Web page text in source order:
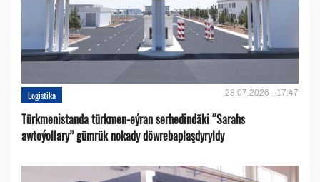
Logistika 28.07.2026 - 17:47
Türkmenistanda türkmen-eýran serhedindäki “Sarahs
awtoýollary” gümrük nokady döwrebaplaşdyryldy